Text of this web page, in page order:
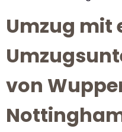
Umzug mit
von